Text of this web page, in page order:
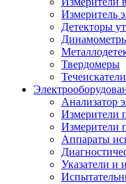
Измеритель
Детекторы
Твердомеры
Течеискатели
Анализатор
Измерители
Измерители
Аппараты
Указатели и